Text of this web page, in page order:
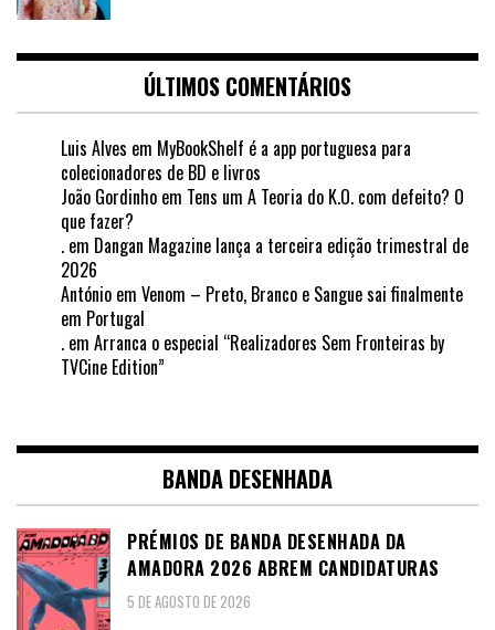
ÚLTIMOS COMENTÁRIOS
Luis Alves em MyBookShelf é a app portuguesa para
colecionadores de BD e livros
João Gordinho em Tens um A Teoria do K.O. com defeito? O
que fazer?
. em Dangan Magazine lança a terceira edição trimestral de
2026
António em Venom – Preto, Branco e Sangue sai finalmente
em Portugal
. em Arranca o especial “Realizadores Sem Fronteiras by
TVCine Edition”
BANDA DESENHADA
PRÉMIOS DE BANDA DESENHADA DA
AMADORA 2026 ABREM CANDIDATURAS
5 DE AGOSTO DE 2026